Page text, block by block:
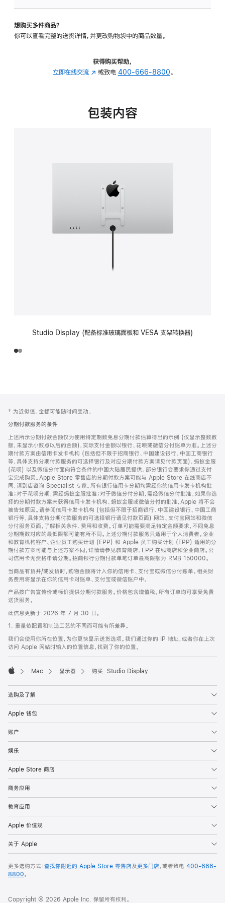
转
的
想购买多件商品？
你可以查看完整的送货详情，并更改购物袋中的商品数量。
获得购买帮助，
立即在线交流 (在
中
或致电 400-666-8800。
包装内容
Studio Display (配备标准玻璃面板和 VESA 支架转换器)
页
页
脚
注
‡ 为近似值。金额可能随时间变动。
分期付款服务的条件
上述所示分期付款金额仅为使用特定期数免息分期付款估算得出的示例 (仅显示整数数
额，未显示小数点以后的金额)，实际支付金额以银行、花呗或微信分付账单为准。上述分
期付款方案由信用卡发卡机构 (包括但不限于招商银行、中国建设银行、中国工商银行
等，具体支持分期付款服务的可选择银行及对应分期付款方案请见付款页面)、蚂蚁金服
(花呗) 以及微信分付面向符合条件的中国大陆居民提供。部分银行会要求你通过支付
宝完成购买。Apple Store 零售店的分期付款方案可能与 Apple Store 在线商店不
同，请到店咨询 Specialist 专家。所有银行信用卡分期均需经你的信用卡发卡机构批
准；对于花呗分期，需经蚂蚁金服批准；对于微信分付分期，需经微信分付批准。如果你选
择的分期付款方案未获得信用卡发卡机构、蚂蚁金服或微信分付的批准，Apple 将不会
被告知原因。请参阅信用卡发卡机构 (包括但不限于招商银行、中国建设银行、中国工商
银行等，具体支持分期付款服务的可选择银行请见付款页面) 网站、支付宝网站和微信
分付服务页面，了解相关条件、费用和收费。订单可能需要满足特定金额要求，不同免息
分期期数对应的最低限额可能有所不同。上述分期付款服务只适用于个人消费者。企业
和教育机构客户、企业员工购买计划 (EPP) 和 Apple 员工购买计划 (EPP) 适用的分
期付款方案可能与上述方案不同，详情请参见教育商店、EPP 在线商店和企业商店。公
司信用卡无资格申请分期。招商银行分期付款单笔订单最高限额为 RMB 150000。
当商品有货并/或发货时，购物金额将计入你的信用卡、支付宝或微信分付账单。相关财
务费用将显示在你的信用卡对账单、支付宝或微信账户中。
产品按广告宣传价或标价提供分期付款服务。价格包含增值税。所有订单均可享受免费
送货服务。
此信息更新于 2026 年 7 月 30 日。
1. 重量依配置和制造工艺的不同而可能有所差异。
我们会使用你所在位置，为你更快显示送货选项。我们通过你的 IP 地址，或者你在上次
访问 Apple 网站时输入的位置信息，找到了你的位置。
Mac 显示器 购买 Studio Display
选购及了解
Apple 钱包
账户
娱乐
Apple Store 商店
商务应用
教育应用
Apple 价值观
关于 Apple
更多选购方式：查找你附近的 Apple Store 零售店及更多门店，或者致电 400-666-
8800。
Copyright © 2026 Apple Inc. 保留所有权利。